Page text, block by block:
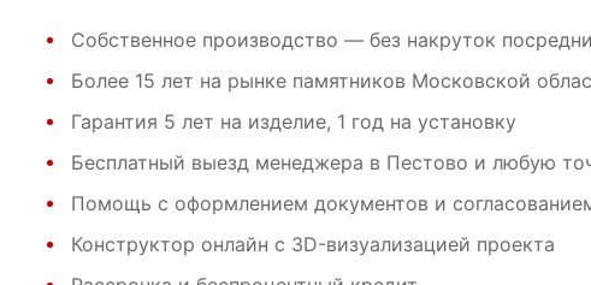
Собственное производство — без накруток
Более 15 лет на рынке памятников Московской
Гарантия 5 лет на изделие, 1 год на установку
Бесплатный выезд менеджера в Пестово и любую
Помощь с оформлением документов и
Конструктор онлайн с 3D-визуализацией проекта